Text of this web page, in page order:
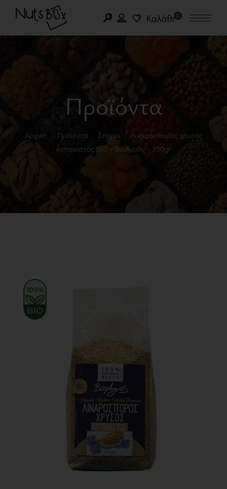
Καλάθι0
Προϊόντα
Αρχική Προϊόντα Σπόροι
Λιναρόσπορος χρυσός
κοπανιστός BIO – ΒιοΑγρός – 350gr